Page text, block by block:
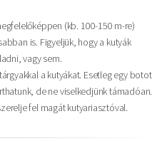
(kb. 100-150 m-re)
is. Figyeljük, hogy a kutyák
vagy sem.
a kutyákat. Esetleg egy botot
de ne viselkedjünk támadóan.
fel magát kutyariasztóval.